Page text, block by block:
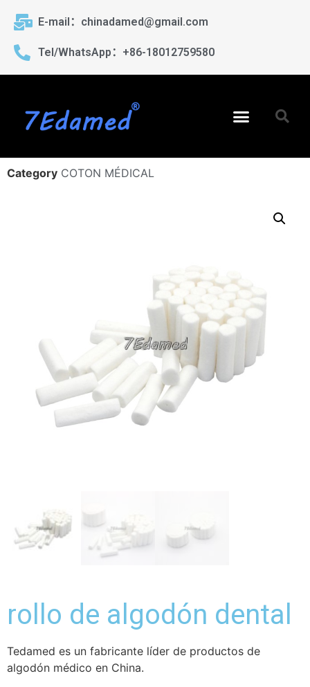
E-mail：chinadamed@gmail.com
Tel/WhatsApp：+86-18012759580
Category COTON MÉDICAL
rollo de algodón dental
Tedamed es un fabricante líder de productos de
algodón médico en China.